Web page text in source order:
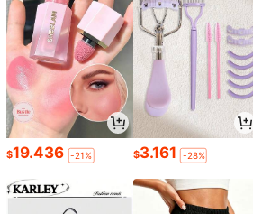
$19.436 -21% $3.161 -28%